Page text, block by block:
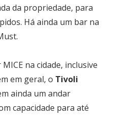
da propriedade, para
Há ainda um bar na
na cidade, inclusive
em geral, o Tivoli
ainda um andar
capacidade para até